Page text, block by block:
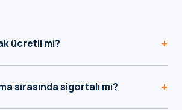
ücretli mi? +
herhangi bir yükümlülük
sırasında sigortalı mı? +